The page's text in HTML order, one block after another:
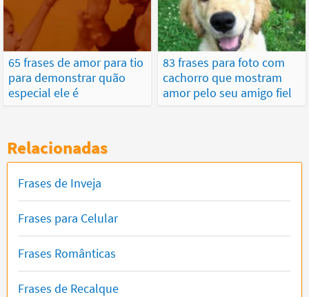
65 frases de amor para tio
para demonstrar quão
especial ele é
83 frases para foto com
cachorro que mostram
amor pelo seu amigo fiel
Relacionadas
Frases de Inveja
Frases para Celular
Frases Românticas
Frases de Recalque